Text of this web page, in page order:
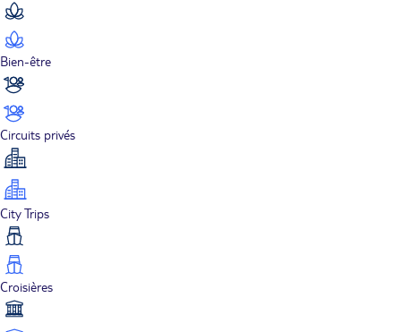
Bien-être
Circuits privés
City Trips
Croisières